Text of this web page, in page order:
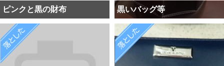
ピンクと黒の財布 黒いバッグ等